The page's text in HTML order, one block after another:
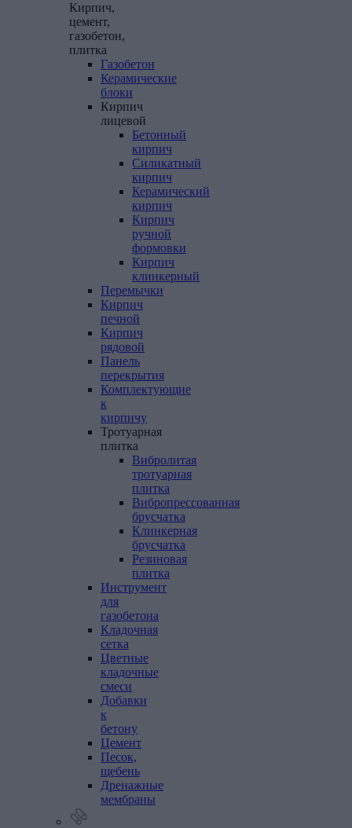
Кирпич,
цемент,
газобетон,
плитка
Газобетон
Керамические
блоки
Кирпич
лицевой
Бетонный
кирпич
Силикатный
кирпич
Керамический
кирпич
Кирпич
ручной
формовки
Кирпич
клинкерный
Перемычки
Кирпич
печной
Кирпич
рядовой
Панель
перекрытия
Комплектующие
к
кирпичу
Тротуарная
плитка
Вибролитая
тротуарная
плитка
Вибропрессованная
брусчатка
Клинкерная
брусчатка
Резиновая
плитка
Инструмент
для
газобетона
Кладочная
сетка
Цветные
кладочные
смеси
Добавки
к
бетону
Цемент
Песок,
щебень
Дренажные
мембраны